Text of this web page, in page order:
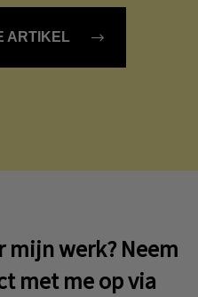
ARTIKEL
mijn werk? Neem
met me op via